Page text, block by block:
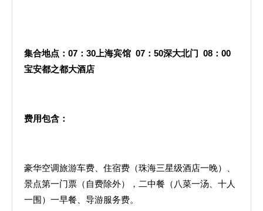
集合地点： 07 ：30上海宾馆 07：50深大北门 08：00
宝安都之都大酒店
费用包含：
豪华空调旅游车费、住宿费（珠海三星级酒店一晚）、
景点第一门票（自费除外），二中餐（八菜一汤、十人
一围）一早餐、导游服务费。